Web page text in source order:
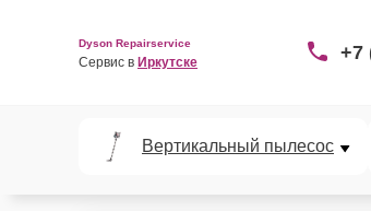
Dyson Repairservice
Сервис в Иркутске +7
Вертикальный пылесос